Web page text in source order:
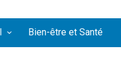
Bien-être et Santé